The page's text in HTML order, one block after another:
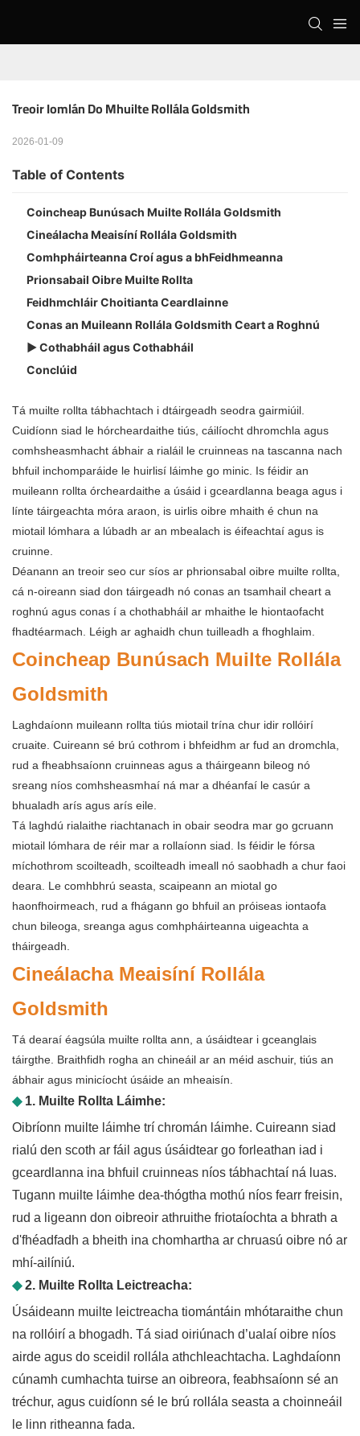
Treoir Iomlán Do Mhuilte Rollála Goldsmith
2026-01-09
Table of Contents
Coincheap Bunúsach Muilte Rollála Goldsmith
Cineálacha Meaisíní Rollála Goldsmith
Comhpháirteanna Croí agus a bhFeidhmeanna
Prionsabail Oibre Muilte Rollta
Feidhmchláir Choitianta Ceardlainne
Conas an Muileann Rollála Goldsmith Ceart a Roghnú
▶ Cothabháil agus Cothabháil
Conclúid
Tá muilte rollta tábhachtach i dtáirgeadh seodra gairmiúil.
Cuidíonn siad le hórcheardaithe tiús, cáilíocht dhromchla agus
comhsheasmhacht ábhair a rialáil le cruinneas na tascanna nach
bhfuil inchomparáide le huirlisí láimhe go minic. Is féidir an
muileann rollta órcheardaithe a úsáid i gceardlanna beaga agus i
línte táirgeachta móra araon, is uirlis oibre mhaith é chun na
miotail lómhara a lúbadh ar an mbealach is éifeachtaí agus is
cruinne.
Déanann an treoir seo cur síos ar phrionsabal oibre muilte rollta,
cá n-oireann siad don táirgeadh nó conas an tsamhail cheart a
roghnú agus conas í a chothabháil ar mhaithe le hiontaofacht
fhadtéarmach. Léigh ar aghaidh chun tuilleadh a fhoghlaim.
Coincheap Bunúsach Muilte Rollála
Goldsmith
Laghdaíonn muileann rollta tiús miotail trína chur idir rollóirí
cruaite. Cuireann sé brú cothrom i bhfeidhm ar fud an dromchla,
rud a fheabhsaíonn cruinneas agus a tháirgeann bileog nó
sreang níos comhsheasmhaí ná mar a dhéanfaí le casúr a
bhualadh arís agus arís eile.
Tá laghdú rialaithe riachtanach in obair seodra mar go gcruann
miotail lómhara de réir mar a rollaíonn siad. Is féidir le fórsa
míchothrom scoilteadh, scoilteadh imeall nó saobhadh a chur faoi
deara. Le comhbhrú seasta, scaipeann an miotal go
haonfhoirmeach, rud a fhágann go bhfuil an próiseas iontaofa
chun bileoga, sreanga agus comhpháirteanna uigeachta a
tháirgeadh.
Cineálacha Meaisíní Rollála
Goldsmith
Tá dearaí éagsúla muilte rollta ann, a úsáidtear i gceanglais
táirgthe. Braithfidh rogha an chineáil ar an méid aschuir, tiús an
ábhair agus minicíocht úsáide an mheaisín.
◆1. Muilte Rollta Láimhe:
Oibríonn muilte láimhe trí chromán láimhe. Cuireann siad
rialú den scoth ar fáil agus úsáidtear go forleathan iad i
gceardlanna ina bhfuil cruinneas níos tábhachtaí ná luas.
Tugann muilte láimhe dea-thógtha mothú níos fearr freisin,
rud a ligeann don oibreoir athruithe friotaíochta a bhrath a
d'fhéadfadh a bheith ina chomhartha ar chruasú oibre nó ar
mhí-ailíniú.
◆2. Muilte Rollta Leictreacha:
Úsáideann muilte leictreacha tiomántáin mhótaraithe chun
na rollóirí a bhogadh. Tá siad oiriúnach d’ualaí oibre níos
airde agus do sceidil rollála athchleachtacha. Laghdaíonn
cúnamh cumhachta tuirse an oibreora, feabhsaíonn sé an
tréchur, agus cuidíonn sé le brú rollála seasta a choinneáil
le linn ritheanna fada.